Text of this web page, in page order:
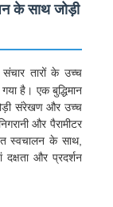
के साथ जोड़ी
तारों के उच्च
है। एक बुद्धिमान
संरेखण और उच्च
और पैरामीटर
स्वचालन के साथ,
और प्रदर्शन